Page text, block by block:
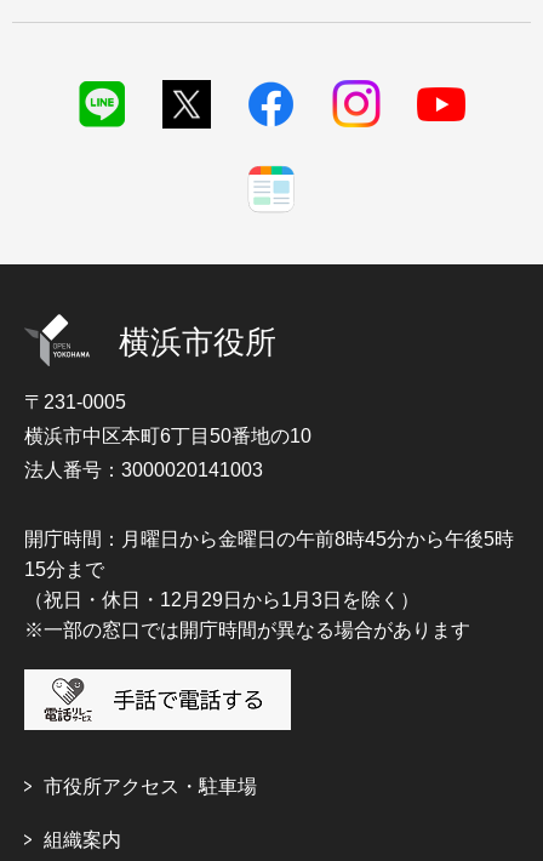
横浜市役所
〒231-0005
横浜市中区本町6丁目50番地の10
法人番号：3000020141003
開庁時間：月曜日から金曜日の午前8時45分から午後5時
15分まで
（祝日・休日・12月29日から1月3日を除く）
※一部の窓口では開庁時間が異なる場合があります
市役所アクセス・駐車場
組織案内